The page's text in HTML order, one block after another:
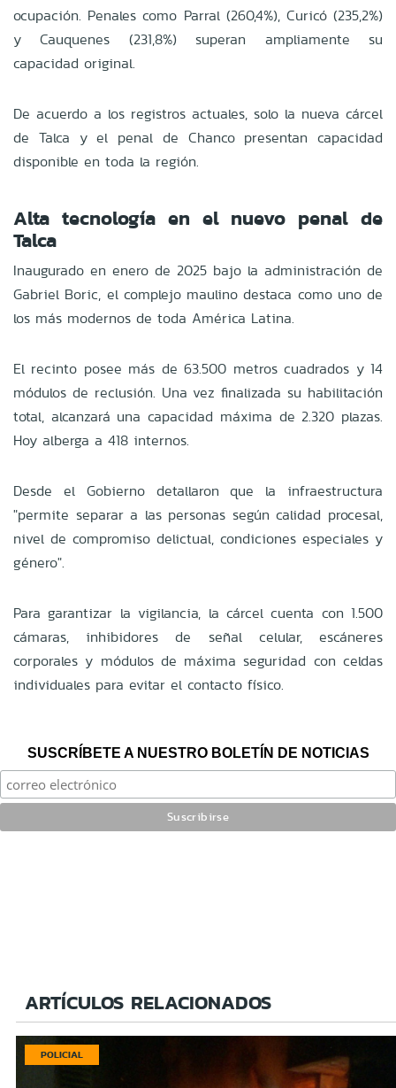
ocupación. Penales como Parral (260,4%), Curicó (235,2%)
y Cauquenes (231,8%) superan ampliamente su
capacidad original.
De acuerdo a los registros actuales, solo la nueva cárcel
de Talca y el penal de Chanco presentan capacidad
disponible en toda la región.
Alta tecnología en el nuevo penal de
Talca
Inaugurado en enero de 2025 bajo la administración de
Gabriel Boric, el complejo maulino destaca como uno de
los más modernos de toda América Latina.
El recinto posee más de 63.500 metros cuadrados y 14
módulos de reclusión. Una vez finalizada su habilitación
total, alcanzará una capacidad máxima de 2.320 plazas.
Hoy alberga a 418 internos.
Desde el Gobierno detallaron que la infraestructura
"permite separar a las personas según calidad procesal,
nivel de compromiso delictual, condiciones especiales y
género".
Para garantizar la vigilancia, la cárcel cuenta con 1.500
cámaras, inhibidores de señal celular, escáneres
corporales y módulos de máxima seguridad con celdas
individuales para evitar el contacto físico.
SUSCRÍBETE A NUESTRO BOLETÍN DE NOTICIAS
ARTÍCULOS RELACIONADOS
POLICIAL